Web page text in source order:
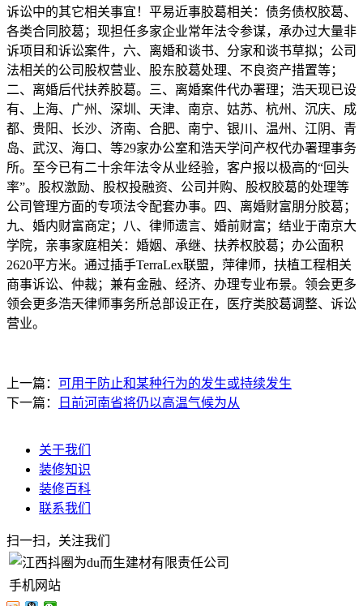
诉讼中的其它相关事宜！平易近事胶葛相关：债务债权胶葛、
各类合同胶葛；现担任多家企业常年法令参谋，承办过大量非
诉项目和诉讼案件，六、离婚和谈书、分家和谈书草拟；公司
法相关的公司股权营业、股东胶葛处理、不良资产措置等；
二、离婚后代扶养胶葛。三、离婚案件代办署理；浩天现已设
有、上海、广州、深圳、天津、南京、姑苏、杭州、沉庆、成
都、贵阳、长沙、济南、合肥、南宁、银川、温州、江阴、青
岛、武汉、海口、等29家办公室和浩天学问产权代办署理事务
所。至今已有二十余年法令从业经验，客户报以极高的“回头
率”。股权激励、股权投融资、公司并购、股权胶葛的处理等
公司管理方面的专项法令配套办事。四、离婚财富朋分胶葛；
九、婚内财富商定；八、律师遗言、婚前财富；结业于南京大
学院，亲事家庭相关：婚姻、承继、扶养权胶葛；办公面积
2620平方米。通过插手TerraLex联盟，萍律师，扶植工程相关
商事诉讼、仲裁；兼有金融、经济、办理专业布景。领会更多
领会更多浩天律师事务所总部设正在，医疗类胶葛调整、诉讼
营业。
上一篇： 可用于防止和某种行为的发生或持续发生
下一篇：
日前河南省将仍以高温气候为从
关于我们
装修知识
装修百科
联系我们
扫一扫，关注我们
手机网站